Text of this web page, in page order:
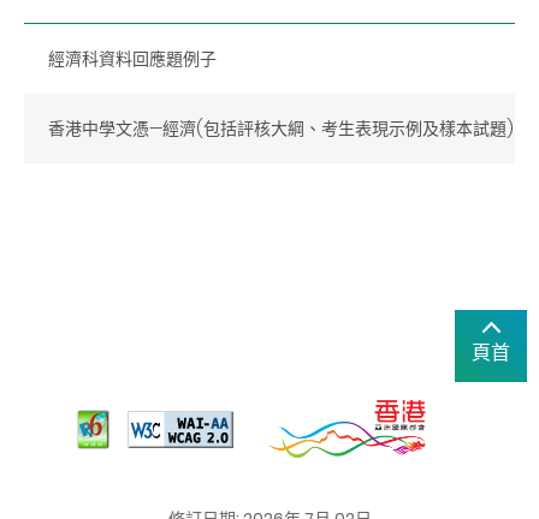
經濟科資料回應題例子
香港中學文憑—經濟(包括評核大綱、考生表現示例及樣本試題)
頁首